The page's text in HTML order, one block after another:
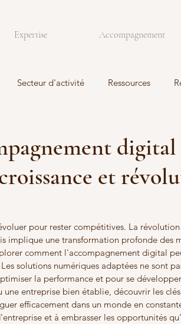
Expertise Accompagnement
Secteur d'activité Ressources
et
pour rester compétitives. La
implique une transformation profonde des
comment l'accompagnement digital
solutions numériques adaptées ne sont
la performance et pour se
entreprise bien établie, découvrir les
efficacement dans un monde en
et à embrasser les opportunités